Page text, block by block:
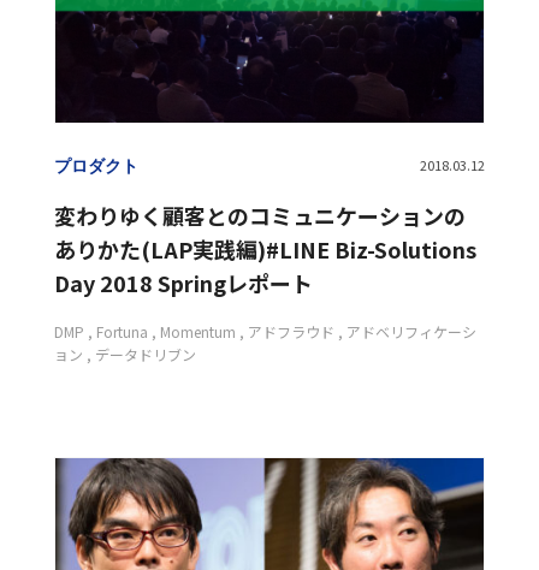
プロダクト 2018.03.12
変わりゆく顧客とのコミュニケーションの
ありかた(LAP実践編)#LINE Biz-Solutions
Day 2018 Springレポート
DMP Fortuna Momentum アドフラウド
アドベリフィケーシ
ョン
データドリブン